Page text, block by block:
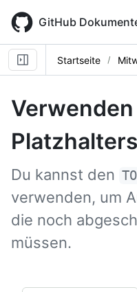
main
content
GitHub
Startseite
Du kannst den
verwenden, um
die noch
müssen.